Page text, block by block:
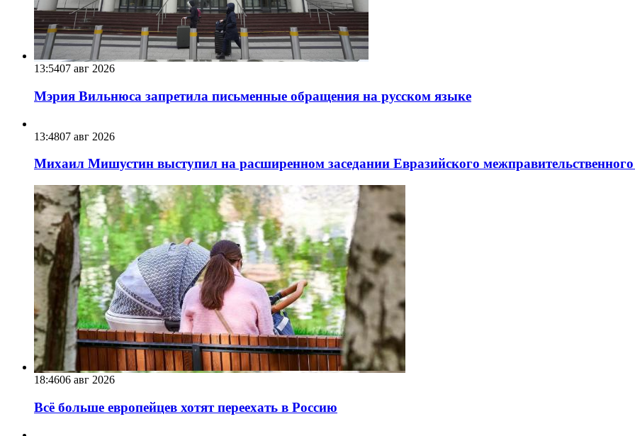
13:5407 авг 2026
Мэрия Вильнюса запретила письменные обращения на русском языке
13:4807 авг 2026
Михаил Мишустин выступил на расширенном заседании Евразийского
18:4606 авг 2026
Всё больше европейцев хотят переехать в Россию